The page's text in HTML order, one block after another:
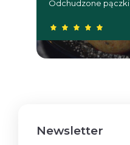
Odchudzone pączki
Newsletter